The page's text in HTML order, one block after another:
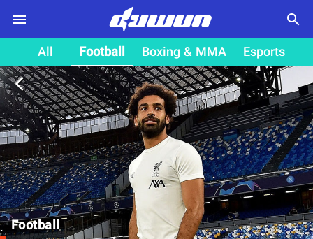
search
All Football Boxing & MMA Esports
arrow_back_ios
Football